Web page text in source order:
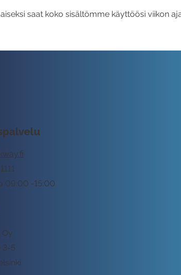
saat koko sisältömme käyttöösi viikon
09:00 -15:00
Oy
3-5